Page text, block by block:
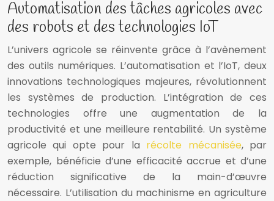
Automatisation des tâches agricoles avec
des robots et des technologies IoT
L’univers agricole se réinvente grâce à l’avènement
des outils numériques. L’automatisation et l’IoT, deux
innovations technologiques majeures, révolutionnent
les systèmes de production. L’intégration de ces
technologies offre une augmentation de la
productivité et une meilleure rentabilité. Un système
agricole qui opte pour la récolte mécanisée, par
exemple, bénéficie d’une efficacité accrue et d’une
réduction significative de la main-d’œuvre
nécessaire. L’utilisation du machinisme en agriculture